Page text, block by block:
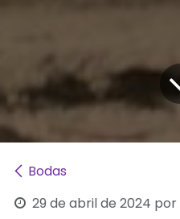
Bodas
29 de abril de 2024 por